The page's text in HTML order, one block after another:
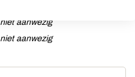
niet aanwezig
niet aanwezig